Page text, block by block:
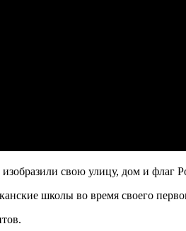
свою улицу, дом и флаг
школы во время своего